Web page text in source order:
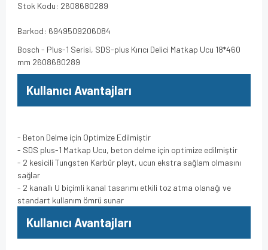
Stok Kodu: 2608680289
Barkod: 6949509206084
Bosch - Plus-1 Serisi, SDS-plus Kırıcı Delici Matkap Ucu 18*460
mm 2608680289
Kullanıcı Avantajları
- Beton Delme için Optimize Edilmiştir
- SDS plus-1 Matkap Ucu, beton delme için optimize edilmiştir
- 2 kesicili Tungsten Karbür pleyt, ucun ekstra sağlam olmasını
sağlar
- 2 kanallı U biçimli kanal tasarımı etkili toz atma olanağı ve
standart kullanım ömrü sunar
Kullanıcı Avantajları